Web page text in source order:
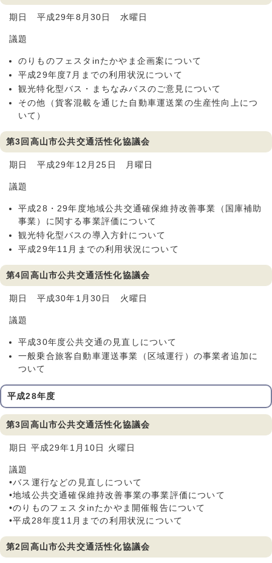
期日 平成29年8月30日 水曜日
議題
のりものフェスタinたかやま企画案について
平成29年度7月までの利用状況について
観光特化型バス・まちなみバスのご意見について
その他（貨客混載を通じた自動車運送業の生産性向上につ
いて）
第3回高山市公共交通活性化協議会
期日 平成29年12月25日 月曜日
議題
平成28・29年度地域公共交通確保維持改善事業（国庫補助
事業）に関する事業評価について
観光特化型バスの導入方針について
平成29年11月までの利用状況について
第4回高山市公共交通活性化協議会
期日 平成30年1月30日 火曜日
議題
平成30年度公共交通の見直しについて
一般乗合旅客自動車運送事業（区域運行）の事業者追加に
ついて
平成28年度
第3回高山市公共交通活性化協議会
期日 平成29年1月10日 火曜日
議題
•バス運行などの見直しについて
•地域公共交通確保維持改善事業の事業評価について
•のりものフェスタinたかやま開催報告について
•平成28年度11月までの利用状況について
第2回高山市公共交通活性化協議会